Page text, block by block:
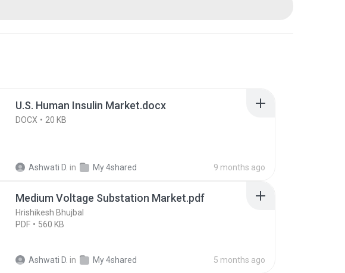
U.S. Human Insulin Market.docx
DOCX 20 KB
Ashwati D. in My 4shared 9 months ago
Medium Voltage Substation Market.pdf
Hrishikesh Bhujbal
PDF
560 KB
Ashwati D. in My 4shared 5 months ago